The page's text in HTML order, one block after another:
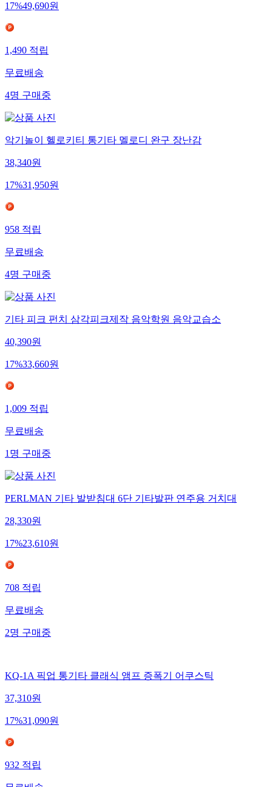
17%49,690원
1,490적립
무료배송
4명구매중
악기놀이 헬로키티 통기타 멜로디 완구 장난감
38,340원
17%31,950원
958적립
무료배송
4명구매중
기타 피크 펀치 삼각피크제작 음악학원 음악교습소
40,390원
17%33,660원
1,009적립
무료배송
1명구매중
PERLMAN 기타 발받침대 6단 기타발판 연주용 거치대
28,330원
17%23,610원
708적립
무료배송
2명구매중
KQ-1A 픽업 통기타 클래식 앰프 증폭기 어쿠스틱
37,310원
17%31,090원
932적립